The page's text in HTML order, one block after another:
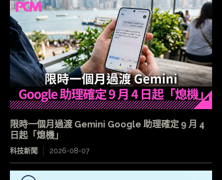
限時一個月過渡 Gemini Google 助理確定 9 月 4
日起「熄機」
科技新聞 2026-08-07